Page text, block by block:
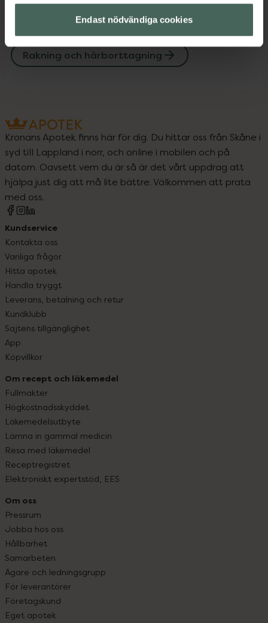
Endast nödvändiga cookies
Rakhyvel och rakapparat
Rakning och hårborttagning
Kronans Apotek finns här för dig. Du hittar oss från Skåne i
syd till Lappland i norr, och online i mobilen och på
datorn. Oavsett vem du är så är det vårt uppdrag att
hjälpa just dig att må lite bättre. Välkommen att prata
med oss.
Kundservice
Kontakta oss
Vanliga frågor
Hitta apotek
Handla tryggt
Leverans, betalning och retur
Kundklubb
Sajtens tillgänglighet
App
Köpvillkor
Om recept och läkemedel
Fullmakter
Högkostnadsskyddet
Läkemedelsutbyte
Lämna in gammal medicin
Resa med läkemedel
Receptregistret
Elektroniskt expertstöd, EES
Om oss
Pressrum
Jobba hos oss
Hållbarhet
Samarbeten
Ägare och ledningsgrupp
För leverantörer
Företagskund
Eget apotek